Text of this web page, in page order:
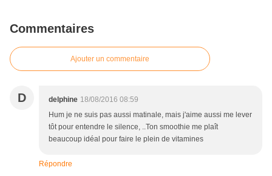
Commentaires
Ajouter un commentaire
D delphine 18/08/2016 08:59
Hum je ne suis pas aussi matinale, mais j'aime aussi me lever
tôt pour entendre le silence, ..Ton smoothie me plaît
beaucoup idéal pour faire le plein de vitamines
Répondre